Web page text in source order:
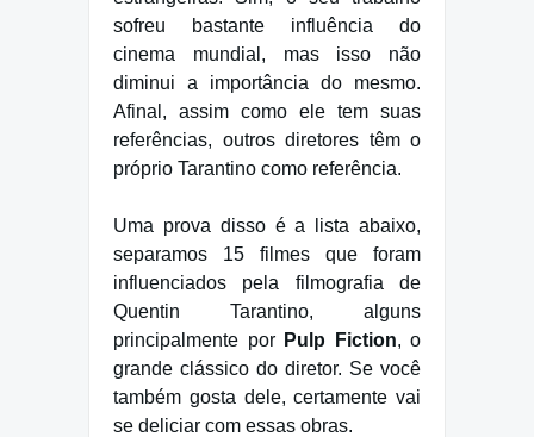
sofreu bastante influência do
cinema mundial, mas isso não
diminui a importância do mesmo.
Afinal, assim como ele tem suas
referências, outros diretores têm o
próprio Tarantino como referência.
Uma prova disso é a lista abaixo,
separamos 15 filmes que foram
influenciados pela filmografia de
Quentin Tarantino, alguns
principalmente por Pulp Fiction, o
grande clássico do diretor. Se você
também gosta dele, certamente vai
se deliciar com essas obras.